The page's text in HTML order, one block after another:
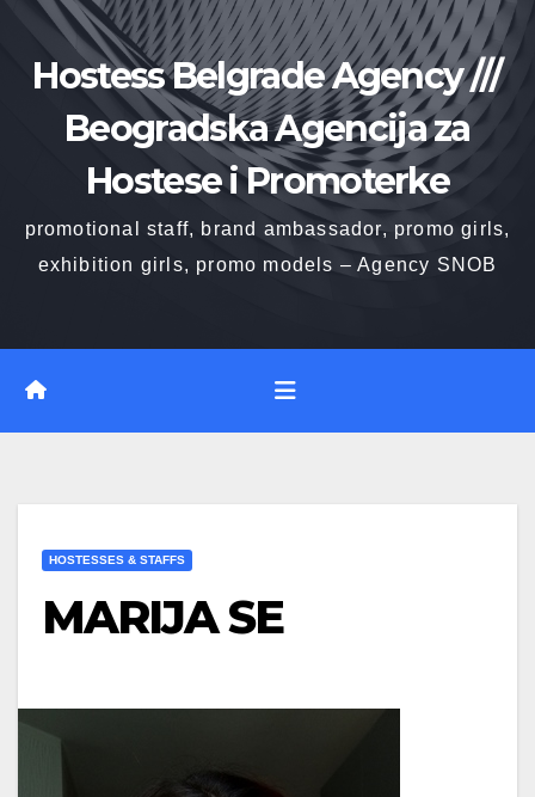
contentHostess Belgrade Agency ///
Beogradska Agencija za
Hostese i Promoterke
promotional staff, brand ambassador, promo girls,
exhibition girls, promo models – Agency SNOB
HOSTESSES & STAFFS
MARIJA SE